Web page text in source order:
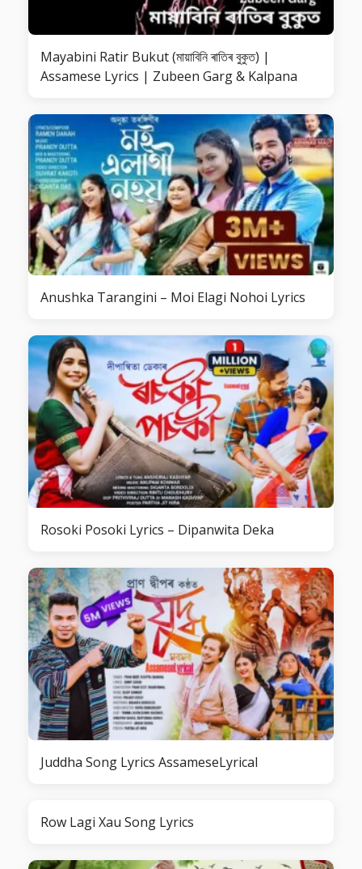
Mayabini Ratir Bukut (মায়াবিনি ৰাতিৰ বুকুত) |
Assamese Lyrics | Zubeen Garg & Kalpana
Anushka Tarangini – Moi Elagi Nohoi Lyrics
Rosoki Posoki Lyrics – Dipanwita Deka
Juddha Song Lyrics AssameseLyrical
Row Lagi Xau Song Lyrics